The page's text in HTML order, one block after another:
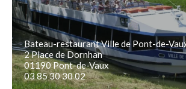
Bateau-restaurant Ville de Pont-de-
2 Place de Dornhan
01190 Pont-de-Vaux
03 85 30 30 02